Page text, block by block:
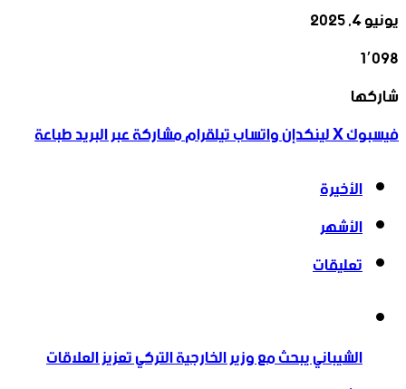
يونيو 4, 2025
1٬098
فيسبوك
‫X
لينكدإن
واتساب
تيلقرام
شاركها
فيسبوك‫Xلينكدإنواتسابتيلقراممشاركة عبر البريدطباعة
الأخيرة
الأشهر
تعليقات
الشيباني يبحث مع وزير الخارجية التركي تعزيز العلاقات